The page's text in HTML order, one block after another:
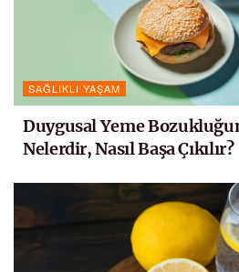
SAĞLIKLI YAŞAM
Duygusal Yeme
Nelerdir, Nasıl Başa Çıkılır?